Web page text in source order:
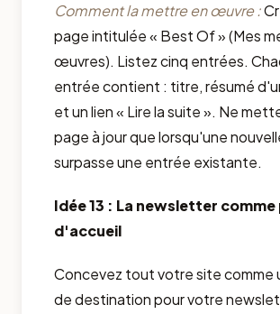
Comment la mettre en œuvre :
page intitulée « Best Of » (Mes
œuvres). Listez cinq entrées.
entrée contient : titre, résumé
et un lien « Lire la suite ». Ne
page à jour que lorsqu'une
surpasse une entrée existante.
Idée 13 : La newsletter comme
d'accueil
Concevez tout votre site comme
de destination pour votre